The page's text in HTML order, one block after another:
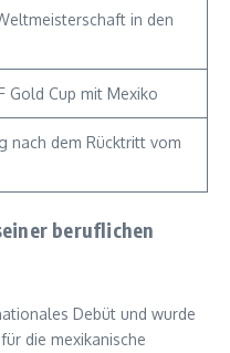
in den
Gold Cup mit Mexiko
nach dem Rücktritt vom
beruflichen
Debüt und wurde
die mexikanische